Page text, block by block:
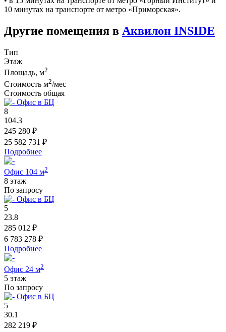
10 минутах на транспорте от метро «Приморская».
Другие помещения в Аквилон INSIDE
Тип
Этаж
Площадь, м2
Стоимость м2/мес
Стоимость общая
Офис в БЦ
8
104.3
245 280 ₽
25 582 731 ₽
Подробнее
Офис 104 м2
8 этаж
По запросу
Офис в БЦ
5
23.8
285 012 ₽
6 783 278 ₽
Подробнее
Офис 24 м2
5 этаж
По запросу
Офис в БЦ
5
30.1
282 219 ₽